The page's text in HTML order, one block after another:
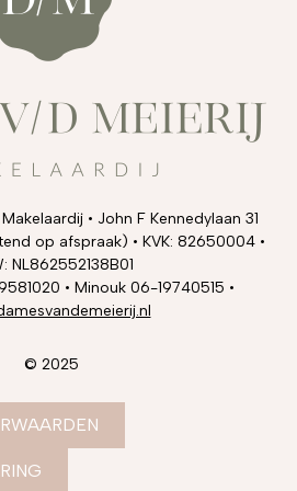
• John F Kennedylaan 31
op afspraak) • KVK: 82650004 •
NL862552138B01
• Minouk 06-19740515 •
© 2025